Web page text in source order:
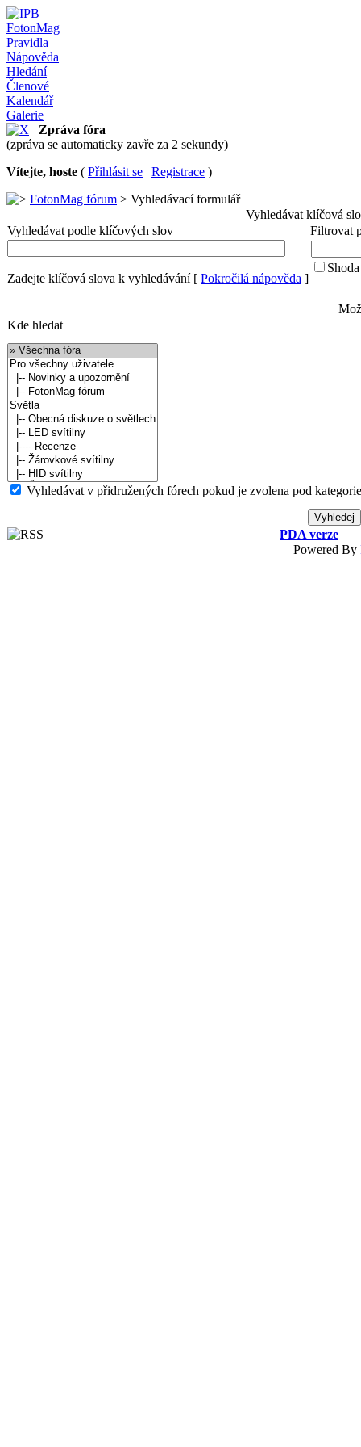
FotonMag
Pravidla
Nápověda
Hledání
Členové
Kalendář
Galerie
Zpráva fóra
(zpráva se automaticky zavře za 2 sekundy)
Vítejte, hoste ( Přihlásit se | Registrace )
FotonMag fórum > Vyhledávací formulář
Vyhledávat klíčová
Vyhledávat podle klíčových slov
Filtrovat
Zadejte klíčová slova k vyhledávání[ Pokročilá nápověda ]
Kde hledat
Vyhledávat v přidružených fórech pokud je zvolena pod
PDA verze
Powered By